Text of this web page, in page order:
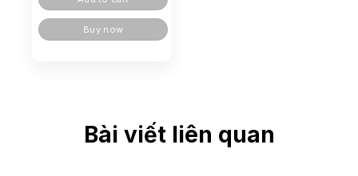
Buy now
Bài viết liên quan